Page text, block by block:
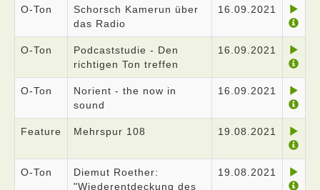
O-Ton
Schorsch Kamerun über
das Radio
16.09.2021
O-Ton
Podcaststudie - Den
richtigen Ton treffen
16.09.2021
O-Ton
Norient - the now in
sound
16.09.2021
Feature Mehrspur 108 19.08.2021
O-Ton
Diemut Roether:
"Wiederentdeckung des
19.08.2021